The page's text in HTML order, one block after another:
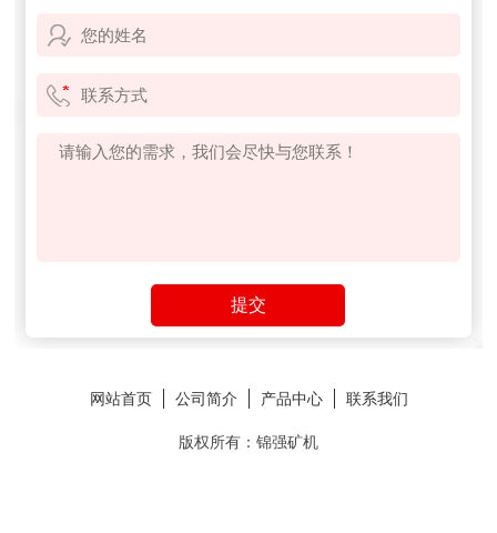
网站首页 公司简介 产品中心 联系我们
版权所有：锦强矿机